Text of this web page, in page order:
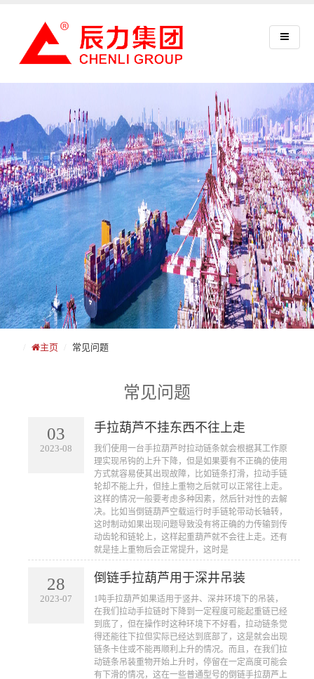
主页 常见问题
常见问题
03
2023-08
手拉葫芦不挂东西不往上走
​我们使用一台手拉葫芦时拉动链条就会根据其工作原
理实现吊钩的上升下降，但是如果要有不正确的使用
方式就容易使其出现故障，比如链条打滑，拉动手链
轮却不能上升，但挂上重物之后就可以正常往上走。
这样的情况一般要考虑多种因素，然后针对性的去解
决。比如当倒链葫芦空载运行时手链轮带动长轴转，
这时制动如果出现问题导致没有将正确的力传输到传
动齿轮和链轮上，这样起重葫芦就不会往上走。还有
就是挂上重物后会正常提升，这时是
28
2023-07
倒链手拉葫芦用于深井吊装
​1吨手拉葫芦如果适用于竖井、深井环境下的吊装，
在我们拉动手拉链时下降到一定程度可能起重链已经
到底了，但在操作时这种环境下不好看，拉动链条觉
得还能往下拉但实际已经达到底部了，这是就会出现
链条卡住或不能再顺利上升的情况。而且，在我们拉
动链条吊装重物开始上升时，停留在一定高度可能会
有下滑的情况，这在一些普通型号的倒链手拉葫芦上